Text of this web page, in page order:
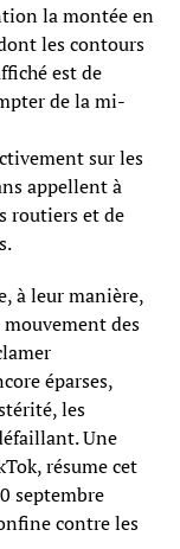
la montée en
les contours
est de
de la mi-
sur les
appellent à
routiers et de
à leur manière,
des
éparses,
les
Une
résume cet
septembre
contre les